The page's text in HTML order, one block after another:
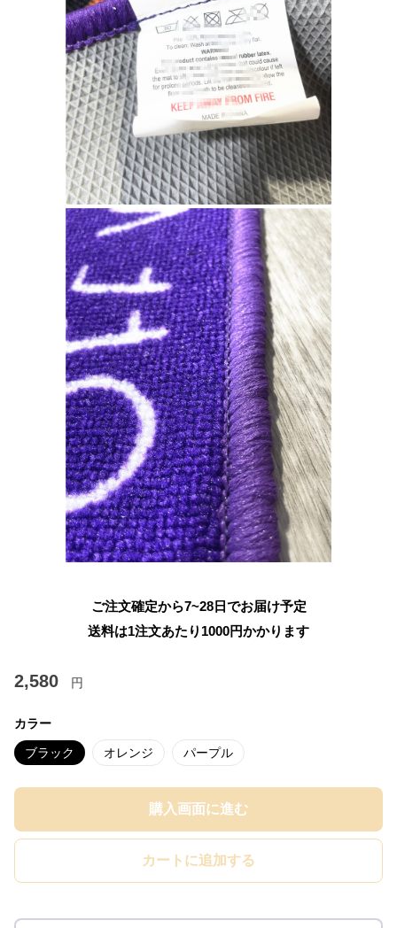
ご注文確定から7~28日でお届け予定
送料は1注文あたり 1000円かかります
2,580 円
カラー
ブラック オレンジ パープル
購入画面に進む
カートに追加する